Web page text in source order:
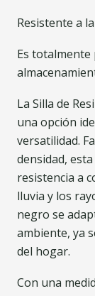
Resistente a
Es totalmente
La Silla de
una opción
versatilidad.
densidad,
resistencia a
lluvia y los
negro se
ambiente, ya
del hogar.
Con una